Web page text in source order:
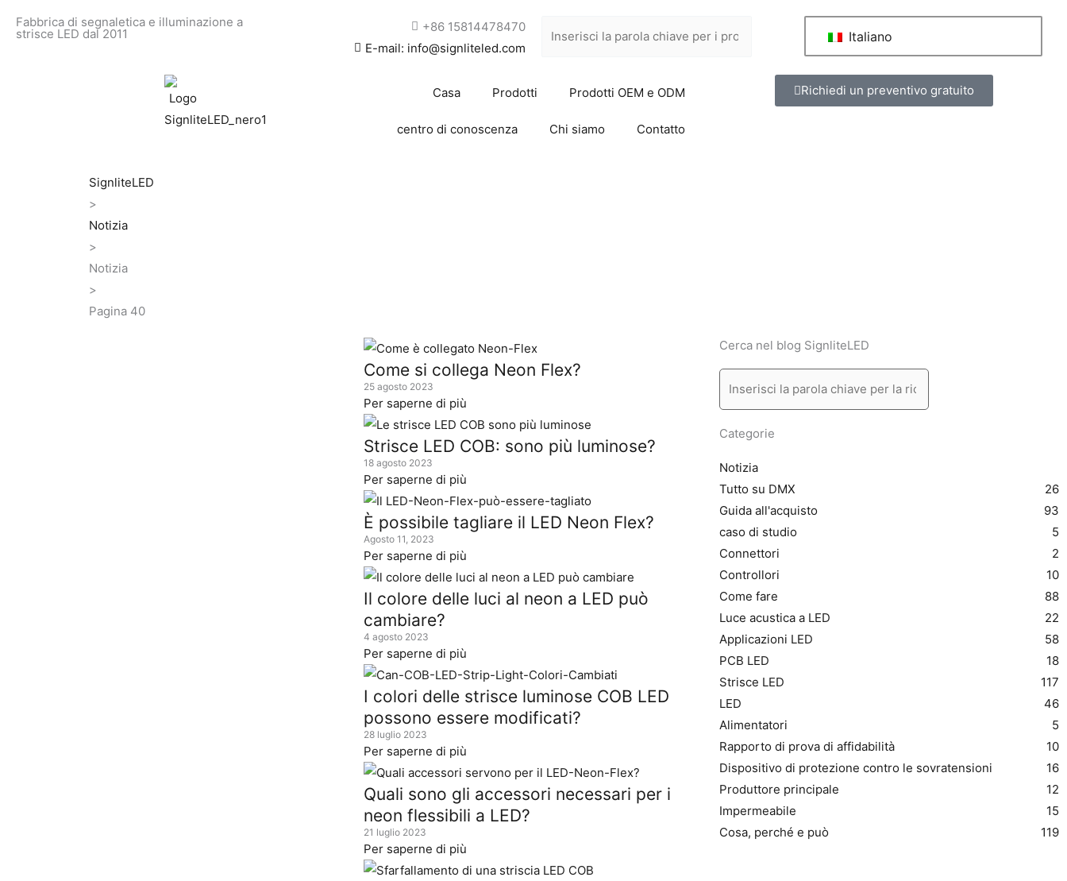
Fabbrica di segnaletica e illuminazione a
strisce LED dal 2011
+86 15814478470
E-mail: info@signliteled.com
Italiano
Casa Prodotti Prodotti OEM e ODM
centro di conoscenza Chi siamo Contatto
Richiedi un preventivo gratuito
SignliteLED
>
Notizia
>
Notizia
>
Pagina 40
Come si collega Neon Flex?
25 agosto 2023
Per saperne di più
Strisce LED COB: sono più luminose?
18 agosto 2023
Per saperne di più
È possibile tagliare il LED Neon Flex?
Agosto 11, 2023
Per saperne di più
Il colore delle luci al neon a LED può
cambiare?
4 agosto 2023
Per saperne di più
I colori delle strisce luminose COB LED
possono essere modificati?
28 luglio 2023
Per saperne di più
Quali sono gli accessori necessari per i
neon flessibili a LED?
21 luglio 2023
Per saperne di più
Cerca nel blog SignliteLED
Categorie
Notizia
Tutto su DMX
26
Guida all'acquisto
93
caso di studio
5
Connettori
2
Controllori
10
Come fare
88
Luce acustica a LED
22
Applicazioni LED
58
PCB LED
18
Strisce LED
117
LED
46
Alimentatori
5
Rapporto di prova di affidabilità
10
Dispositivo di protezione contro le sovratensioni
16
Produttore principale
12
Impermeabile
15
Cosa, perché e può
119